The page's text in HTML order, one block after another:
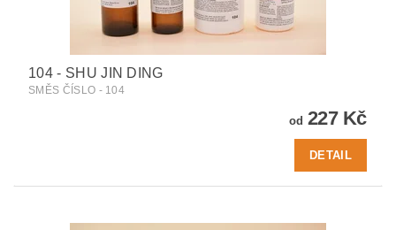
104 - SHU JIN DING
SMĚS ČÍSLO - 104
od 227 Kč
DETAIL